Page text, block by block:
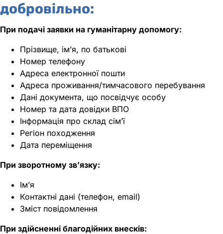
добровільно:
При подачі заявки на гуманітарну допомогу:
Прізвище, ім’я, по батькові
Номер телефону
Адреса електронної пошти
Адреса проживання/тимчасового перебування
Дані документа, що посвідчує особу
Номер та дата довідки ВПО
Інформація про склад сім’ї
Регіон походження
Дата переміщення
При зворотному зв’язку:
Ім’я
Контактні дані (телефон, email)
Зміст повідомлення
При здійсненні благодійних внесків: